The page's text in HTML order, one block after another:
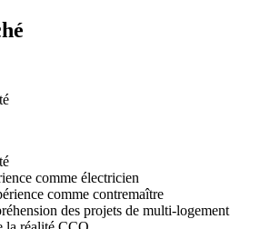
comme électricien
comme contremaître
des projets de multi-logement